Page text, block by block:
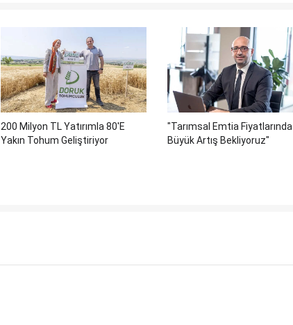
200 Milyon TL Yatırımla 80'e
Yakın Tohum Geliştiriyor
"Tarımsal Emtia Fiyatlarında
Büyük Artış Bekliyoruz"